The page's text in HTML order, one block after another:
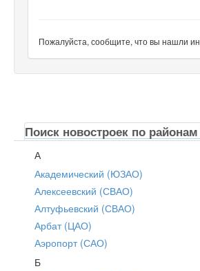
Пожалуйста, сообщите, что вы нашли
Поиск новостроек по
А
Академический (ЮЗАО)
Алексеевский (СВАО)
Алтуфьевский (СВАО)
Арбат (ЦАО)
Аэропорт (САО)
Б